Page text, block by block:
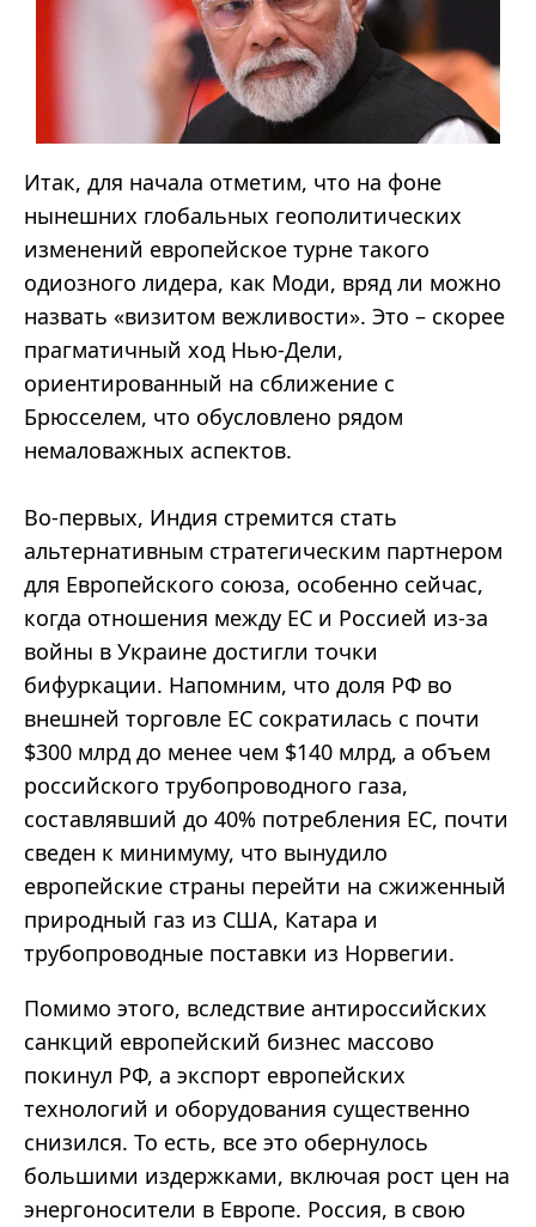
Итак, для начала отметим, что на фоне
нынешних глобальных геополитических
изменений европейское турне такого
одиозного лидера, как Моди, вряд ли можно
назвать «визитом вежливости». Это – скорее
прагматичный ход Нью-Дели,
ориентированный на сближение с
Брюсселем, что обусловлено рядом
немаловажных аспектов.
Во-первых, Индия стремится стать
альтернативным стратегическим партнером
для Европейского союза, особенно сейчас,
когда отношения между ЕС и Россией из-за
войны в Украине достигли точки
бифуркации. Напомним, что доля РФ во
внешней торговле ЕС сократилась с почти
$300 млрд до менее чем $140 млрд, а объем
российского трубопроводного газа,
составлявший до 40% потребления ЕС, почти
сведен к минимуму, что вынудило
европейские страны перейти на сжиженный
природный газ из США, Катара и
трубопроводные поставки из Норвегии.
Помимо этого, вследствие антироссийских
санкций европейский бизнес массово
покинул РФ, а экспорт европейских
технологий и оборудования существенно
снизился. То есть, все это обернулось
большими издержками, включая рост цен на
энергоносители в Европе. Россия, в свою